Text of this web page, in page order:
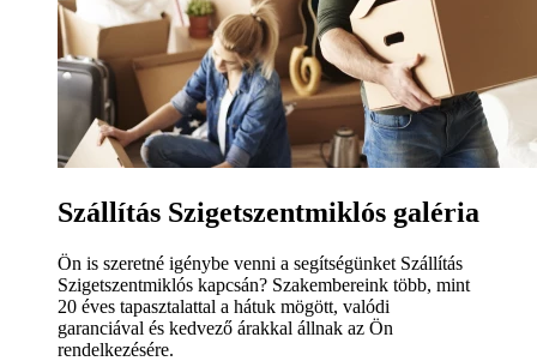
Szállítás Szigetszentmiklós galéria
Ön is szeretné igénybe venni a segítségünket Szállítás
Szigetszentmiklós kapcsán? Szakembereink több, mint
20 éves tapasztalattal a hátuk mögött, valódi
garanciával és kedvező árakkal állnak az Ön
rendelkezésére.